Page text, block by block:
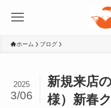
ホーム ブログ
新規来店
様）新春
2025
3/06